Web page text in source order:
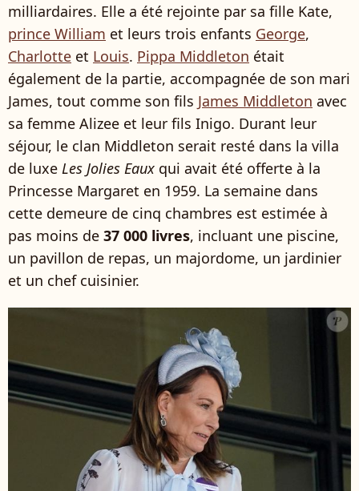
milliardaires. Elle a été rejointe par sa fille Kate,
prince William et leurs trois enfants George,
Charlotte et Louis. Pippa Middleton était
également de la partie, accompagnée de son mari
James, tout comme son fils James Middleton avec
sa femme Alizee et leur fils Inigo. Durant leur
séjour, le clan Middleton serait resté dans la villa
de luxe Les Jolies Eaux qui avait été offerte à la
Princesse Margaret en 1959. La semaine dans
cette demeure de cinq chambres est estimée à
pas moins de 37 000 livres, incluant une piscine,
un pavillon de repas, un majordome, un jardinier
et un chef cuisinier.